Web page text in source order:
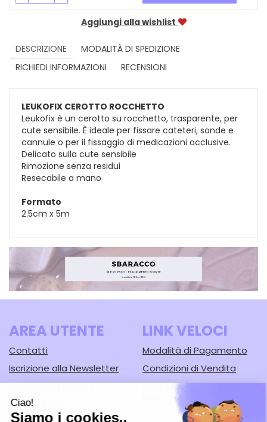
Aggiungi alla wishlist
DESCRIZIONE
MODALITÀ DI SPEDIZIONE
RICHIEDI INFORMAZIONI
RECENSIONI
LEUKOFIX CEROTTO ROCCHETTO
Leukofix è un cerotto su rocchetto, trasparente, per
cute sensibile. È ideale per fissare cateteri, sonde e
cannule o per il fissaggio di medicazioni occlusive.
Delicato sulla cute sensibile
Rimozione senza residui
Resecabile a mano
Formato
2.5cm x 5m
AREA UTENTE
Contatti
Iscrizione alla Newsletter
Informativa Privacy
Cookie Policy
LINK VELOCI
Modalità di Pagamento
Condizioni di Vendita
Modalità di Spedizione e